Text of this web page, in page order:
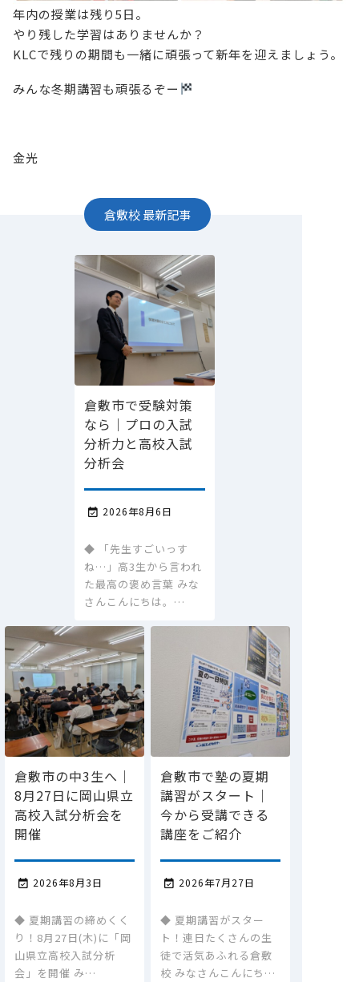
年内の授業は残り5日。
やり残した学習はありませんか？
KLCで残りの期間も一緒に頑張って新年を迎えましょう。
みんな冬期講習も頑張るぞー
金光
倉敷校最新記事
倉敷市で受験対策
なら｜プロの入試
分析力と高校入試
分析会
 2026年8月6日
◆ 「先生すごいっす
ね…」高3生から言われ
た最高の褒め言葉 みな
さんこんにちは。…
倉敷市の中3生へ｜
8月27日に岡山県立
高校入試分析会を
開催
 2026年8月3日
◆ 夏期講習の締めくく
り！8月27日(木)に「岡
山県立高校入試分析
会」を開催 み…
倉敷市で塾の夏期
講習がスタート｜
今から受講できる
講座をご紹介
 2026年7月27日
◆ 夏期講習がスター
ト！連日たくさんの生
徒で活気あふれる倉敷
校 みなさんこんにち…